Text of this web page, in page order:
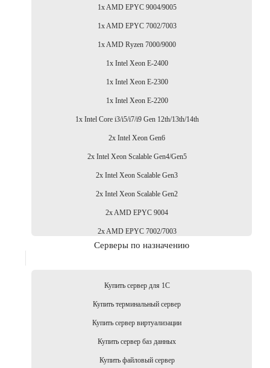
1x AMD EPYC 9004/9005
1x AMD EPYC 7002/7003
1x AMD Ryzen 7000/9000
1x Intel Xeon E-2400
1x Intel Xeon E-2300
1x Intel Xeon E-2200
1x Intel Core i3/i5/i7/i9 Gen 12th/13th/14th
2x Intel Xeon Gen6
2x Intel Xeon Scalable Gen4/Gen5
2x Intel Xeon Scalable Gen3
2x Intel Xeon Scalable Gen2
2x AMD EPYC 9004
2x AMD EPYC 7002/7003
Серверы по назначению
Купить сервер для 1С
Купить терминальный сервер
Купить сервер виртуализации
Купить сервер баз данных
Купить файловый сервер